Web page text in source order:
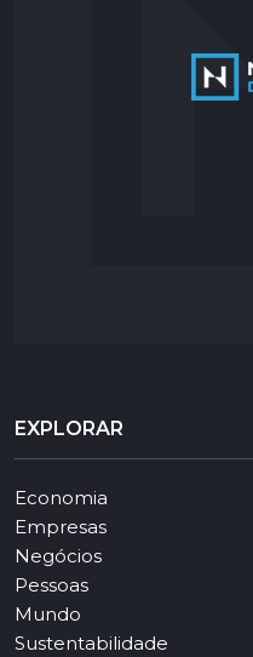
EXPLORAR
Economia
Empresas
Negócios
Pessoas
Mundo
Sustentabilidade